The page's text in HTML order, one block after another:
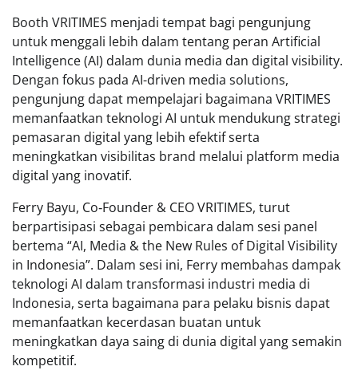
Booth VRITIMES menjadi tempat bagi pengunjung
untuk menggali lebih dalam tentang peran Artificial
Intelligence (AI) dalam dunia media dan digital visibility.
Dengan fokus pada AI-driven media solutions,
pengunjung dapat mempelajari bagaimana VRITIMES
memanfaatkan teknologi AI untuk mendukung strategi
pemasaran digital yang lebih efektif serta
meningkatkan visibilitas brand melalui platform media
digital yang inovatif.
Ferry Bayu, Co‑Founder & CEO VRITIMES, turut
berpartisipasi sebagai pembicara dalam sesi panel
bertema “AI, Media & the New Rules of Digital Visibility
in Indonesia”. Dalam sesi ini, Ferry membahas dampak
teknologi AI dalam transformasi industri media di
Indonesia, serta bagaimana para pelaku bisnis dapat
memanfaatkan kecerdasan buatan untuk
meningkatkan daya saing di dunia digital yang semakin
kompetitif.